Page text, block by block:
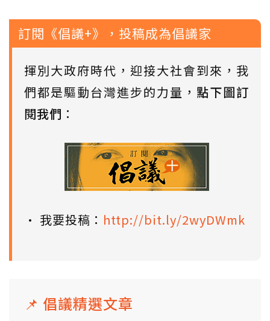
訂閱《倡議+》，投稿成為倡議家
揮別大政府時代，迎接大社會到來，我
們都是驅動台灣進步的力量， 點下圖訂
閱我們 ：
• 我要投稿： http://bit.ly/2wyDWmk
📌 倡議精選文章